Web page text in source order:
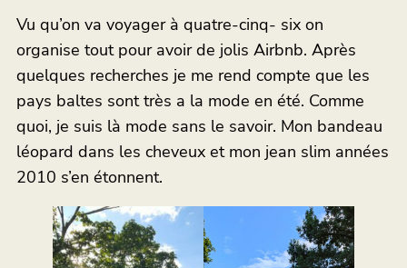
Vu qu’on va voyager à quatre-cinq- six on
organise tout pour avoir de jolis Airbnb. Après
quelques recherches je me rend compte que les
pays baltes sont très a la mode en été. Comme
quoi, je suis là mode sans le savoir. Mon bandeau
léopard dans les cheveux et mon jean slim années
2010 s’en étonnent.